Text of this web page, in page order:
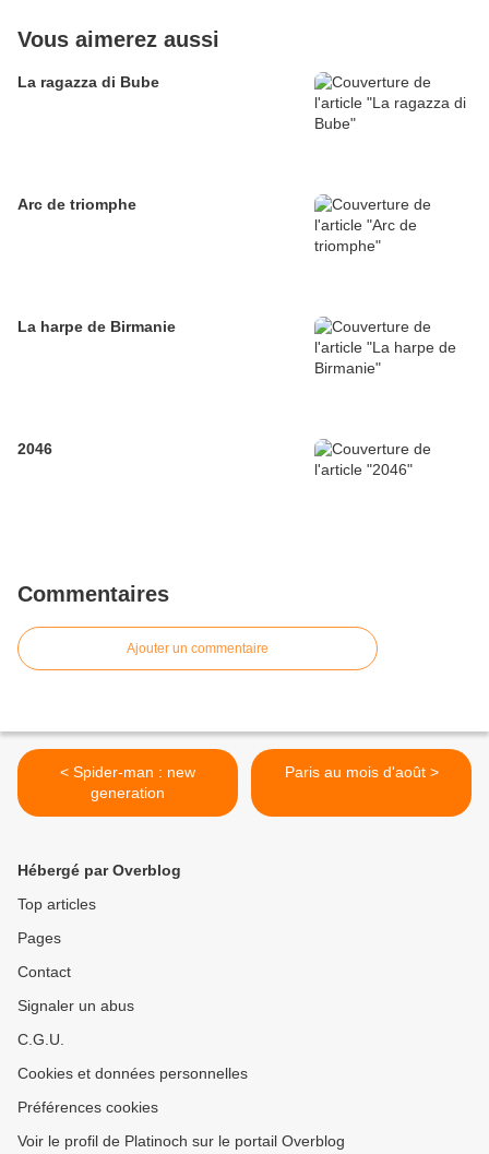
Vous aimerez aussi
La ragazza di Bube
Arc de triomphe
La harpe de Birmanie
2046
Commentaires
Ajouter un commentaire
< Spider-man : new
generation
Paris au mois d'août >
Hébergé par Overblog
Top articles
Pages
Contact
Signaler un abus
C.G.U.
Cookies et données personnelles
Préférences cookies
Voir le profil de Platinoch sur le portail Overblog